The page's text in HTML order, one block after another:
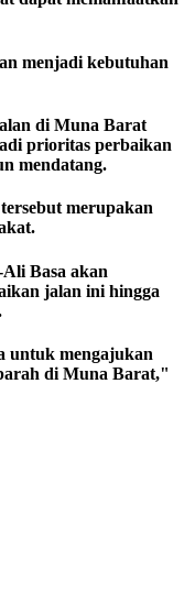
menjadi kebutuhan
di Muna Barat
prioritas perbaikan
mendatang.
merupakan
Basa akan
jalan ini hingga
untuk mengajukan
di Muna Barat,"